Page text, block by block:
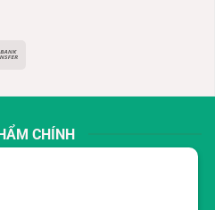
CHÍNH